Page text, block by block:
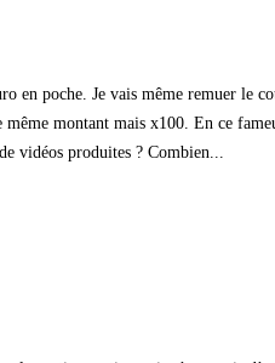
en poche. Je vais même remuer le
montant mais x100. En ce
vidéos produites ? Combien...